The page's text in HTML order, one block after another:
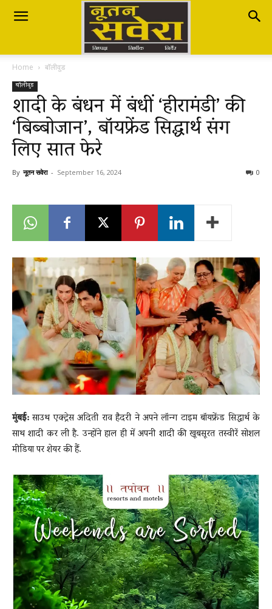
Nutan
Savera
नूतन
सवेरा
Breaking
News
LIVE
Home बॉलीवुड
बॉलीवुड
शादी के बंधन में बंधीं ‘हीरामंडी’ की
‘बिब्बोजान’, बॉयफ्रेंड सिद्धार्थ संग
लिए सात फेरे
By नूतन सवेरा - September 16, 2024 0
मुंबई:साउथ एक्ट्रेस अदिती राव हैदरी ने अपने लॉन्ग टाइम बॉयफ्रेंड सिद्धार्थ के
साथ शादी कर ली है. उन्होंने हाल ही में अपनी शादी की खूबसूरत तस्वीरें सोशल
मीडिया पर शेयर की हैं.